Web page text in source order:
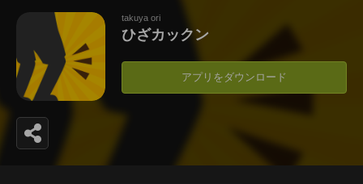
takuya ori
ひざカックン
アプリをダウンロード